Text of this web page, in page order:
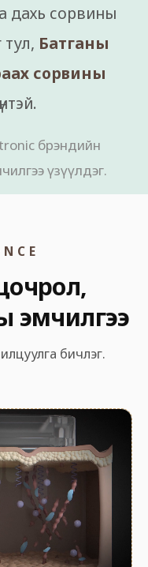
дахь сорвины
Батганы
сорвины
брэндийн
үзүүлдэг.
эмчилгээ
бичлэг.